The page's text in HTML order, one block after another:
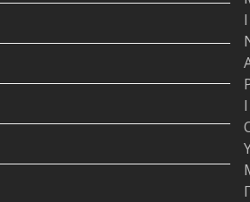
Ι
Ι